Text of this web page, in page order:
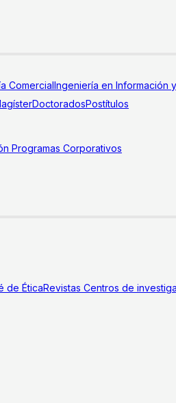
ComercialIngeniería en Información
DoctoradosPostítulos
Programas Corporativos
de ÉticaRevistas Centros de